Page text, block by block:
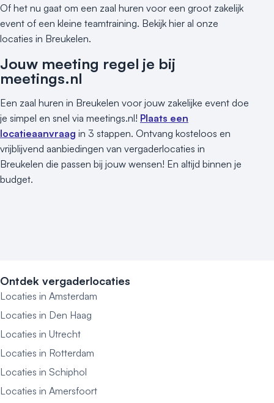
Of het nu gaat om een zaal huren voor een groot zakelijk
event of een kleine teamtraining. Bekijk hier al onze
locaties in Breukelen.
Jouw meeting regel je bij
meetings.nl
Een zaal huren in Breukelen voor jouw zakelijke event doe
je simpel en snel via meetings.nl! Plaats een
locatieaanvraag in 3 stappen. Ontvang kosteloos en
vrijblijvend aanbiedingen van vergaderlocaties in
Breukelen die passen bij jouw wensen! En altijd binnen je
budget.
Ontdek vergaderlocaties
Locaties in Amsterdam
Locaties in Den Haag
Locaties in Utrecht
Locaties in Rotterdam
Locaties in Schiphol
Locaties in Amersfoort